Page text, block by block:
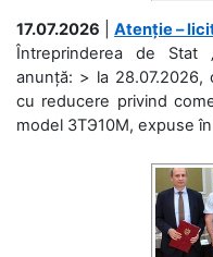
17.07.2026
Atenție –
Întreprinderea de Stat
anunță: > la 28.07.2026,
cu reducere privind
model 3ТЭ10М, expuse în